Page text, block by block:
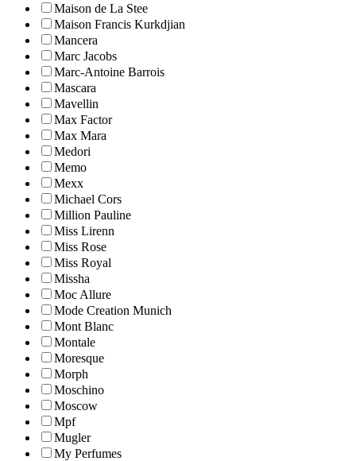
Maison de La Stee
Maison Francis Kurkdjian
Mancera
Marc Jacobs
Marc-Antoine Barrois
Mascara
Mavellin
Max Factor
Max Mara
Medori
Memo
Mexx
Michael Cors
Million Pauline
Miss Lirenn
Miss Rose
Miss Royal
Missha
Moc Allure
Mode Creation Munich
Mont Blanc
Montale
Moresque
Morph
Moschino
Moscow
Mpf
Mugler
My Perfumes